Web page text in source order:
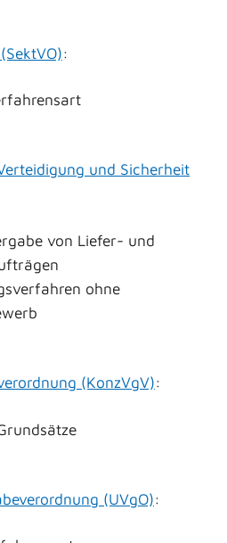
:
und Sicherheit
von Liefer- und
ohne
(KonzVgV):
(UVgO):